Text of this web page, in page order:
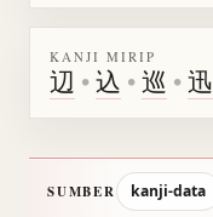
KANJI MIRIP
辺 •込 •巡 •迅
SUMBER kanji-data